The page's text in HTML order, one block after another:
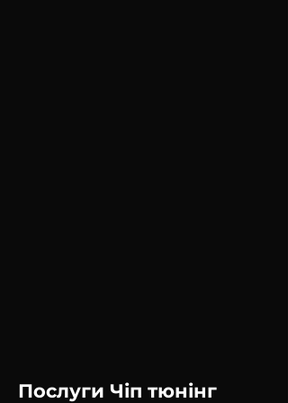
Послуги Чіп тюнінг